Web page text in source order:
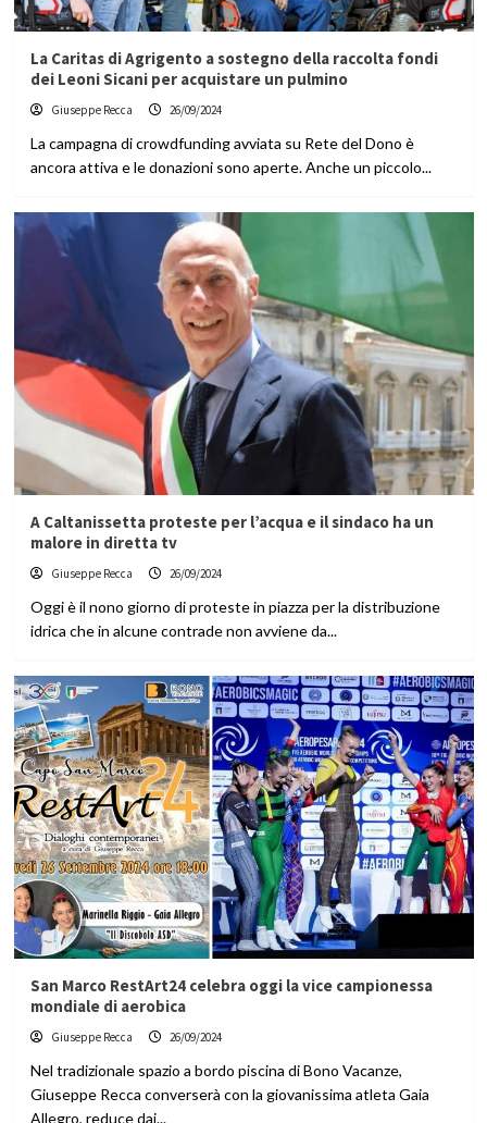
La Caritas di Agrigento a sostegno della raccolta fondi
dei Leoni Sicani per acquistare un pulmino
Giuseppe Recca 26/09/2024
La campagna di crowdfunding avviata su Rete del Dono è
ancora attiva e le donazioni sono aperte. Anche un piccolo...
A Caltanissetta proteste per l’acqua e il sindaco ha un
malore in diretta tv
Giuseppe Recca 26/09/2024
Oggi è il nono giorno di proteste in piazza per la distribuzione
idrica che in alcune contrade non avviene da...
San Marco RestArt24 celebra oggi la vice campionessa
mondiale di aerobica
Giuseppe Recca 26/09/2024
Nel tradizionale spazio a bordo piscina di Bono Vacanze,
Giuseppe Recca converserà con la giovanissima atleta Gaia
Allegro, reduce dai...